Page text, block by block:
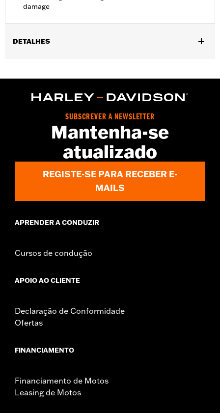
damage
DETALHES
Installation Instructions
Material Diameter UOM:Inches
Right and left hand grips, installation instructions
d.com/warrantyfor full details
SUBSCREVER A NEWSLETTER
Mantenha-se
atualizado
REGISTE-SE PARA RECEBER E-
MAILS
APRENDER A CONDUZIR
Cursos de condução
APOIO AO CLIENTE
Declaração de Conformidade
Ofertas
FINANCIAMENTO
Financiamento de Motos
Leasing de Motos